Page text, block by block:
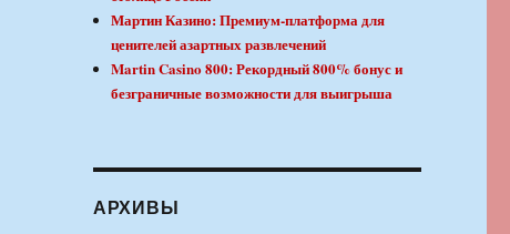
Мартин Казино: Премиум-платформа для
ценителей азартных развлечений
Martin Casino 800: Рекордный 800% бонус и
безграничные возможности для выигрыша
АРХИВЫ